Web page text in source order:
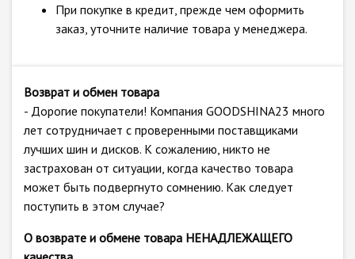
При покупке в кредит, прежде чем оформить
заказ, уточните наличие товара у менеджера.
Возврат и обмен товара
- Дорогие покупатели! Компания GOODSHINA23 много
лет сотрудничает с проверенными поставщиками
лучших шин и дисков. К сожалению, никто не
застрахован от ситуации, когда качество товара
может быть подвергнуто сомнению. Как следует
поступить в этом случае?
О возврате и обмене товара НЕНАДЛЕЖАЩЕГО